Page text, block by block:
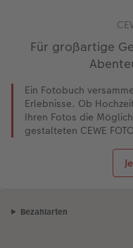
Für großartige
Ein Fotobuch
Erlebnisse. Ob
Ihren Fotos die
gestalteten CEWE
Bezahlarten